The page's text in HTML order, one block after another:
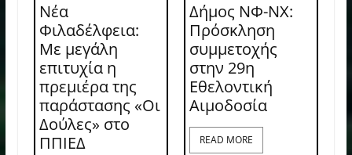
Νέα
Φιλαδέλφεια:
Με μεγάλη
επιτυχία η
πρεμιέρα της
παράστασης «Οι
Δούλες» στο
ΠΠΙΕΔ
Δήμος ΝΦ-ΝΧ:
Πρόσκληση
συμμετοχής
στην 29η
Εθελοντική
Αιμοδοσία
READ MORE